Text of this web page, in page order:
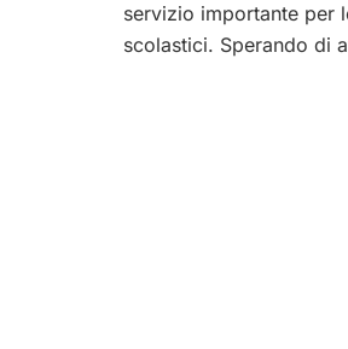
servizio importante per
scolastici. Sperando di